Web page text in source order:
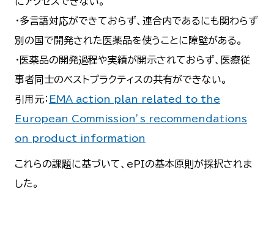
・多言語対応ができておらず、連合内であるにも関わらず
別の国で開発された医薬品を使うことに障壁がある。
・医薬品の開発過程や実績が開示されておらず、医療従
事者同士のベストプラクティスの共有ができない。
引用元： EMA action plan related to the
European Commission’s recommendations
on product information
これらの課題に基づいて、ePIの基本原則が採択されま
した。